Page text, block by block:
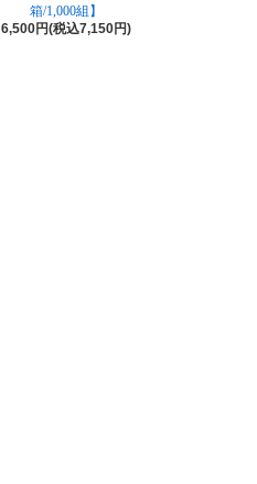
箱/1,000組】
6,500円(税込7,150円)